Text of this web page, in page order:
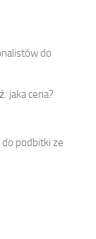
do
jaka cena?
podbitki ze